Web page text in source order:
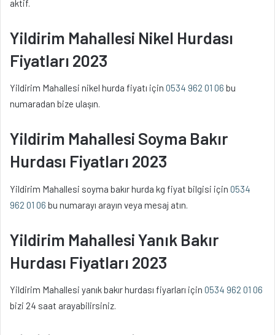
aktif.
Yildirim Mahallesi Nikel Hurdası
Fiyatları 2023
Yildirim Mahallesi nikel hurda fiyatı için 0534 962 01 06 bu
numaradan bize ulaşın.
Yildirim Mahallesi Soyma Bakır
Hurdası Fiyatları 2023
Yildirim Mahallesi soyma bakır hurda kg fiyat bilgisi için 0534
962 01 06 bu numarayı arayın veya mesaj atın.
Yildirim Mahallesi Yanık Bakır
Hurdası Fiyatları 2023
Yildirim Mahallesi yanık bakır hurdası fiyarları için 0534 962 01 06
bizi 24 saat arayabilirsiniz.